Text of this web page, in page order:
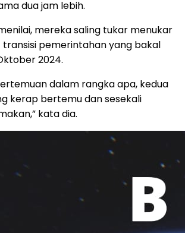
dua jam lebih.
mereka saling tukar menukar
pemerintahan yang bakal
2024.
dalam rangka apa, kedua
kerap bertemu dan sesekali
kata dia.